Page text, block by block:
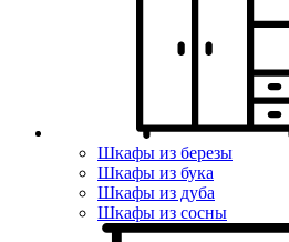
Шкафы из березы
Шкафы из бука
Шкафы из дуба
Шкафы из сосны